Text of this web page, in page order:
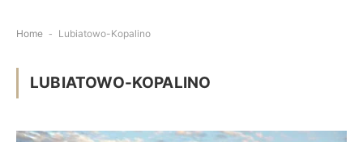
Home - Lubiatowo-Kopalino
LUBIATOWO-KOPALINO